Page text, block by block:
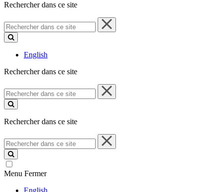
Rechercher dans ce site
Rechercher
dans
ce
English
Rechercher dans ce site
Rechercher
dans
ce
Rechercher dans ce site
Rechercher
dans
ce
site
Menu Fermer
English